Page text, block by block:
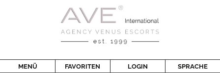
MENÜ FAVORITEN LOGIN SPRACHE